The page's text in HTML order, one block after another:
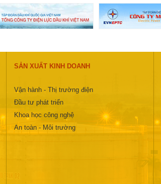
SẢN XUẤT KINH DOANH
Vận hành - Thị trường điện
Đầu tư phát triển
Khoa học công nghệ
An toàn - Môi trường